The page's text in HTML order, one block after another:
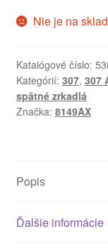
Nie je na
Katalógové číslo:
Kategórií: 307, 307
spätné zrkadlá
Značka: 8149AX
Popis
Ďalšie informácie